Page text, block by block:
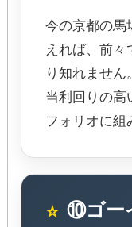
今の京都の馬
えれば、前
り知れませ
当利回りの高
フォリオに組
⭐ ⑩ゴー